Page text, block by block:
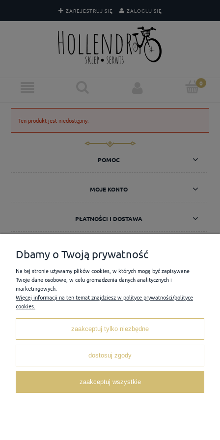
ZAREJESTRUJ SIĘ ZALOGUJ SIĘ
Ten produkt jest niedostępny.
POMOC
MOJE KONTO
PŁATNOŚCI I DOSTAWA
O NAS
Dbamy o Twoją prywatność
Na tej stronie używamy plików cookies, w których mogą być zapisywane
Twoje dane osobowe, w celu gromadzenia danych analitycznych i
marketingowych.
Więcej informacji na ten temat znajdziesz w polityce prywatności/polityce
cookies.
zaakceptuj tylko niezbędne
dostosuj zgody
zaakceptuj wszystkie